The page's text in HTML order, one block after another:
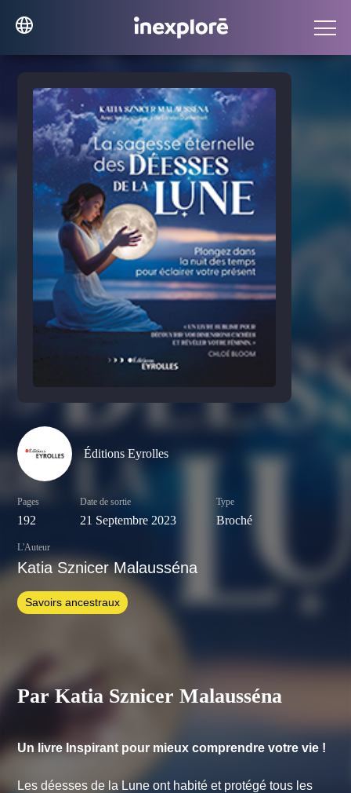
Éditions Eyrolles
Pages
192
Date de sortie
21 Septembre 2023
Type
Broché
L'Auteur
Katia Sznicer Malausséna
Savoirs ancestraux
Par Katia Sznicer Malausséna
Un livre Inspirant pour mieux comprendre votre vie !
Les déesses de la Lune ont habité et protégé tous les